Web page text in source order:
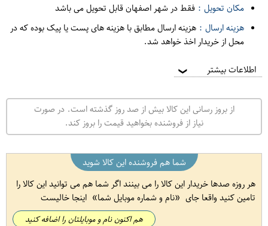
مکان تحویل : فقط در شهر اصفهان قابل تحویل می باشد
هزینه ارسال : هزینه ارسال مطابق با هزینه های پست یا پیک بوده که در
محل از خریدار اخذ خواهد شد.
اطلاعات بیشتر ❯
از بروز رسانی این کالا بیش از صد روز گذشته است. در صورت
نیاز از فروشنده بخواهید قیمت را بروز کند.
شما هم فروشنده این کالا شوید
هر روزه صدها خریدار این کالا را می بینند اگر شما هم می توانید این کالا را
تامین کنید واقعا جای
نام و شماره موبایل شما اینجا خالیست
هم اکنون نام و موبایلتان را اضافه کنید